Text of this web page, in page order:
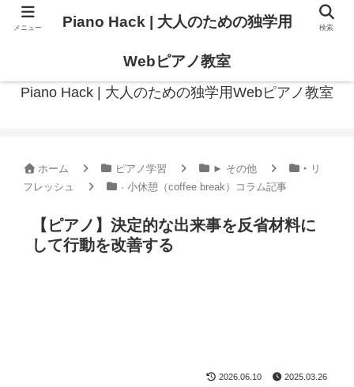
Piano Hack | 大人のための独学用Webピアノ教室
ホーム ピアノ学習 ► その他
‣ リ
フレッシュ
· 小休憩（coffee break）コラム記事
【ピアノ】決定的な出来事を反省材料に
して行動を改善する
2026.06.10 2025.03.26
メニュー Piano Hack | 大人のための独学用
Webピアノ教室
検索